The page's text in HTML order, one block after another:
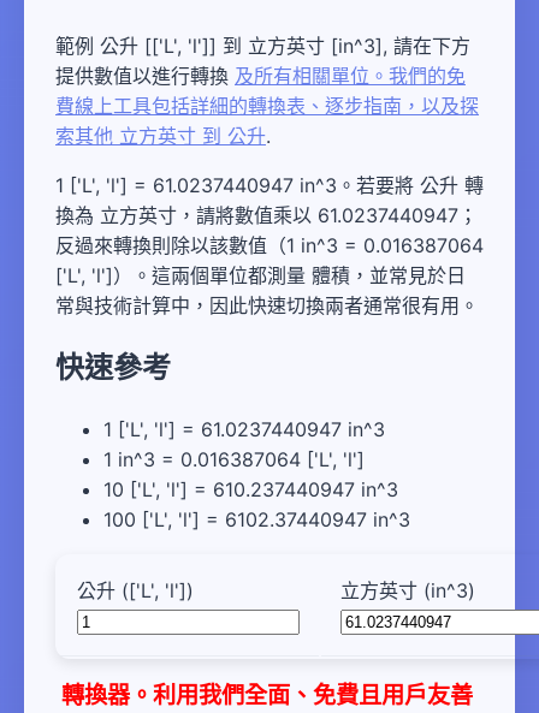
範例 公升 [['L', 'l']] 到 立方英寸 [in^3], 請在下方
提供數值以進行轉換 及所有相關單位。我們的免
費線上工具包括詳細的轉換表、逐步指南，以及探
索其他 立方英寸 到 公升.
1 ['L', 'l'] = 61.0237440947 in^3。若要將 公升 轉
換為 立方英寸，請將數值乘以 61.0237440947；
反過來轉換則除以該數值（1 in^3 = 0.016387064
['L', 'l']）。這兩個單位都測量 體積，並常見於日
常與技術計算中，因此快速切換兩者通常很有用。
快速參考
1 ['L', 'l'] = 61.0237440947 in^3
1 in^3 = 0.016387064 ['L', 'l']
10 ['L', 'l'] = 610.237440947 in^3
100 ['L', 'l'] = 6102.37440947 in^3
公升 (['L', 'l']) 立方英寸 (in^3)
轉換器。利用我們全面、免費且用戶友善